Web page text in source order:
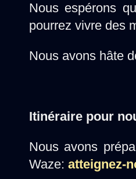
Nous espérons
pourrez vivre des
Nous avons hâte
Itinéraire pour
Nous avons
Waze: atteignez-